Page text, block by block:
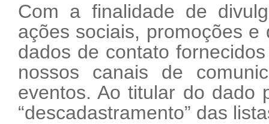
Com a finalidade de
ações sociais, promoções
dados de contato
nossos canais de
eventos. Ao titular do dado
“descadastramento” das